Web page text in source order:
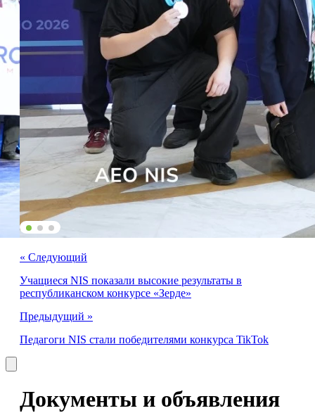
« Cледующий
Учащиеся NIS показали высокие результаты в
республиканском конкурсе «Зерде»
Предыдущий »
Педагоги NIS стали победителями конкурса TikTok
Документы и объявления